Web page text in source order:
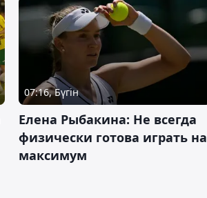
07:16, Бүгін
Елена Рыбакина: Не всегда
физически готова играть на
максимум